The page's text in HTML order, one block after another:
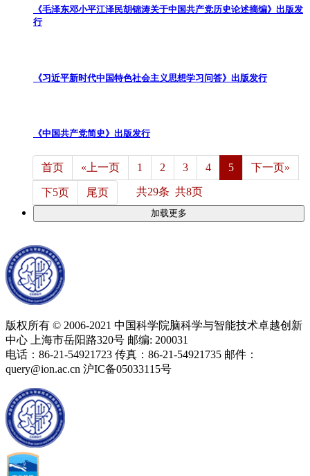
《毛泽东邓小平江泽民胡锦涛关于中国共产党历史论述摘编》出版发
行
《习近平新时代中国特色社会主义思想学习问答》出版发行
《中国共产党简史》出版发行
首页 «上一页 1 2 3 4 5 下一页»
下5页 尾页 共29条 共8页
加载更多
版权所有 © 2006-2021 中国科学院脑科学与智能技术卓越创新
中心 上海市岳阳路320号 邮编: 200031
电话：86-21-54921723 传真：86-21-54921735 邮件：
query@ion.ac.cn 沪IC备05033115号